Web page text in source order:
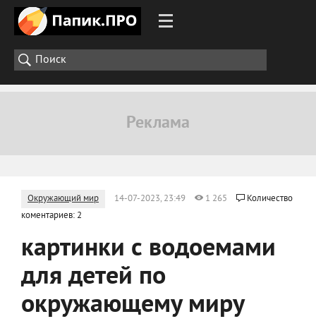
Окружающий мир 14-07-2023, 23:49 1 265
Количество
коментариев: 2
картинки с водоемами
для детей по
окружающему миру